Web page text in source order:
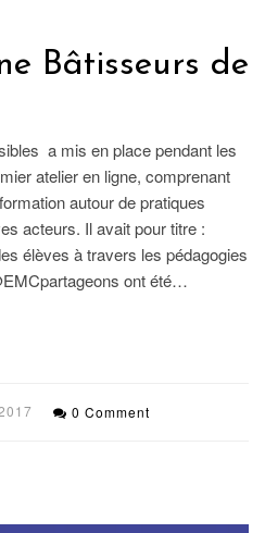
Bâtisseurs de
a mis en place pendant les
atelier en ligne, comprenant
autour de pratiques
acteurs. Il avait pour titre :
élèves à travers les pédagogies
ont été…
0 Comment